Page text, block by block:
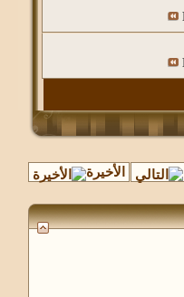
الأخيرة